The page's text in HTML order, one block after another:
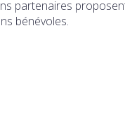
partenaires
bénévoles.